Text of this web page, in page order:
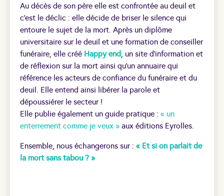
Au décès de son père elle est confrontée au deuil et
c’est le déclic : elle décide de briser le silence qui
entoure le sujet de la mort. Après un diplôme
universitaire sur le deuil et une formation de conseiller
funéraire, elle créé Happy end , un site d’information et
de réflexion sur la mort ainsi qu’un annuaire qui
référence les acteurs de confiance du funéraire et du
deuil. Elle entend ainsi libérer la parole et
dépoussiérer le secteur !
Elle publie également un guide pratique : « un
enterrement comme je veux » aux éditions Eyrolles.
Ensemble, nous échangerons sur : « Et si on parlait de
la mort sans tabou ? »